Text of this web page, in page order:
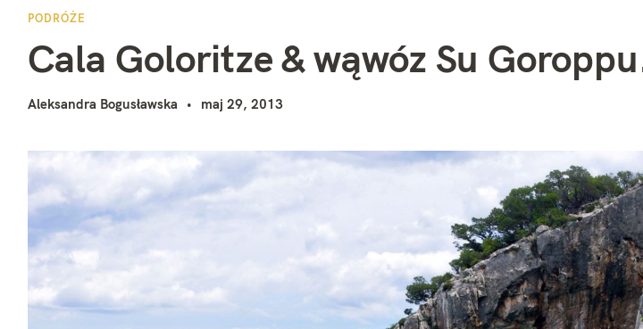
PODRÓŻE
C
Cala Goloritze & wąwóz Su
Aleksandra Bogusławska maj 29, 2013